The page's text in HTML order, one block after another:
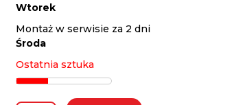
Wtorek
Montaż w serwisie za 2 dni
Środa
Ostatnia sztuka